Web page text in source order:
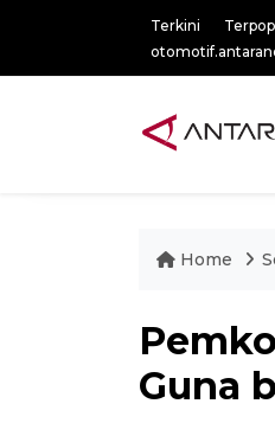
Terkini
Home
Guna